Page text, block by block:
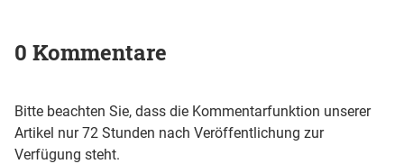
0 Kommentare
Bitte beachten Sie, dass die Kommentarfunktion unserer
Artikel nur 72 Stunden nach Veröffentlichung zur
Verfügung steht.